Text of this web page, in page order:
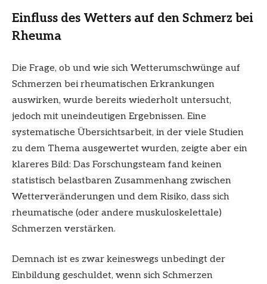
Einfluss des Wetters auf den Schmerz bei
Rheuma
Die Frage, ob und wie sich Wetterumschwünge auf
Schmerzen bei rheumatischen Erkrankungen
auswirken, wurde bereits wiederholt untersucht,
jedoch mit uneindeutigen Ergebnissen. Eine
systematische Übersichtsarbeit, in der viele Studien
zu dem Thema ausgewertet wurden, zeigte aber ein
klareres Bild: Das Forschungsteam fand keinen
statistisch belastbaren Zusammenhang zwischen
Wetterveränderungen und dem Risiko, dass sich
rheumatische (oder andere muskuloskelettale)
Schmerzen verstärken.
Demnach ist es zwar keineswegs unbedingt der
Einbildung geschuldet, wenn sich Schmerzen